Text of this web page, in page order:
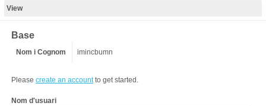
View
Base
Nom i Cognom imincbumn
Please create an accountto get started.
Nom d'usuari